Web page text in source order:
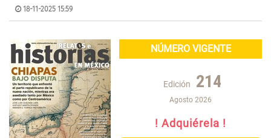
18-11-2025 15:59
NÚMERO VIGENTE
Edición 214
Agosto 2026
! Adquiérela !